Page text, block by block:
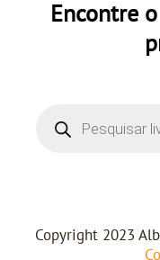
Encontre
Copyright 2023